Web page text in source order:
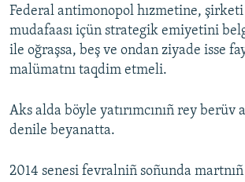
Українською
QOŞULIÑIZ!
RFE/RS bütün saytları
Federal antimonopol hızmetine,
mudafaası içün strategik emiyetini
ile oğraşsa, beş ve ondan ziyade isse
malümatnı taqdim etmeli.
Aks alda böyle yatırımcınıñ rey berüv
denile beyanatta.
2014 senesi fevralniñ soñunda martnıñ